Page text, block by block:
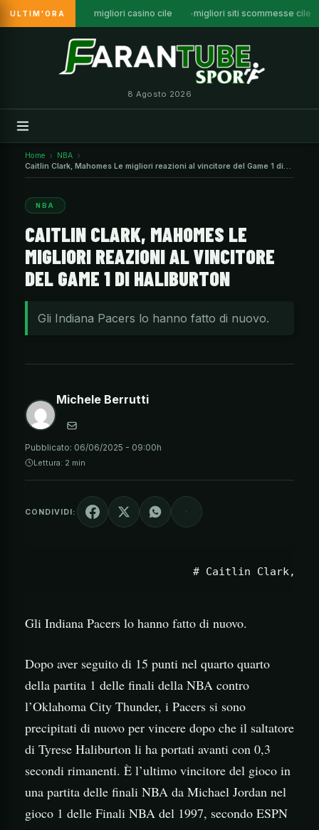
ULTIM'ORA migliori casino cile migliori siti scommesse cile
8 Agosto 2026
Home
NBA
Caitlin Clark, Mahomes Le migliori reazioni al vincitore del Game 1 di
Haliburton
NBA
CAITLIN CLARK, MAHOMES LE
MIGLIORI REAZIONI AL VINCITORE
DEL GAME 1 DI HALIBURTON
Gli Indiana Pacers lo hanno fatto di nuovo.
Michele Berrutti
Pubblicato: 06/06/2025 - 09:00h
Lettura: 2 min
CONDIVIDI:
Gli Indiana Pacers lo hanno fatto di nuovo.
Dopo aver seguito di 15 punti nel quarto quarto
della partita 1 delle finali della NBA contro
l’Oklahoma City Thunder, i Pacers si sono
precipitati di nuovo per vincere dopo che il saltatore
di Tyrese Haliburton li ha portati avanti con 0,3
secondi rimanenti. È l’ultimo vincitore del gioco in
una partita delle finali NBA da Michael Jordan nel
gioco 1 delle Finali NBA del 1997, secondo ESPN